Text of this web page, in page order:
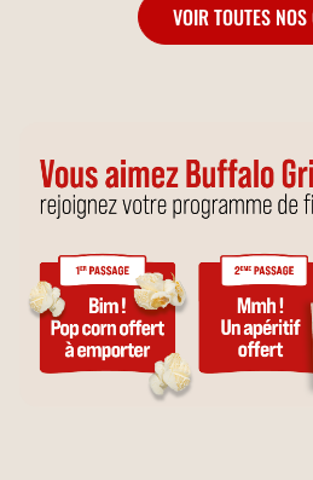
VOIR TOUTES NOS